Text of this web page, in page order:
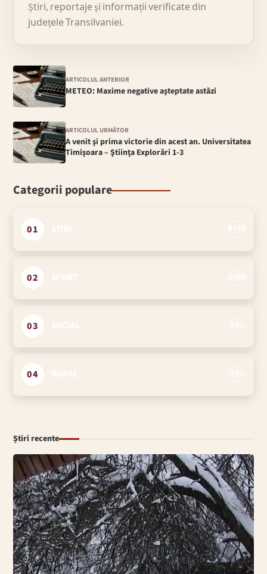
Știri, reportaje și informații verificate din
județele Transilvaniei.
ARTICOLUL ANTERIOR
METEO: Maxime negative aşteptate astăzi
ARTICOLUL URMĂTOR
A venit şi prima victorie din acest an. Universitatea
Timişoara – Ştiinţa Explorări 1-3
Categorii populare
01
02
03
04
Știri recente